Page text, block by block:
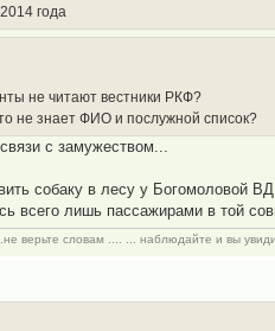
года
не читают вестники РКФ?
не знает ФИО и послужной список?
с замужеством...
собаку в лесу у Богомоловой
всего лишь пассажирами в той
верьте словам .... ... наблюдайте и вы